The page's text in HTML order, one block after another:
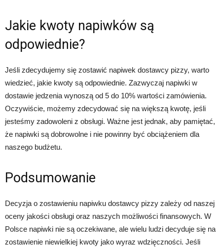
Jakie kwoty napiwków są
odpowiednie?
Jeśli zdecydujemy się zostawić napiwek dostawcy pizzy, warto
wiedzieć, jakie kwoty są odpowiednie. Zazwyczaj napiwki w
dostawie jedzenia wynoszą od 5 do 10% wartości zamówienia.
Oczywiście, możemy zdecydować się na większą kwotę, jeśli
jesteśmy zadowoleni z obsługi. Ważne jest jednak, aby pamiętać,
że napiwki są dobrowolne i nie powinny być obciążeniem dla
naszego budżetu.
Podsumowanie
Decyzja o zostawieniu napiwku dostawcy pizzy zależy od naszej
oceny jakości obsługi oraz naszych możliwości finansowych. W
Polsce napiwki nie są oczekiwane, ale wielu ludzi decyduje się na
zostawienie niewielkiej kwoty jako wyraz wdzięczności. Jeśli